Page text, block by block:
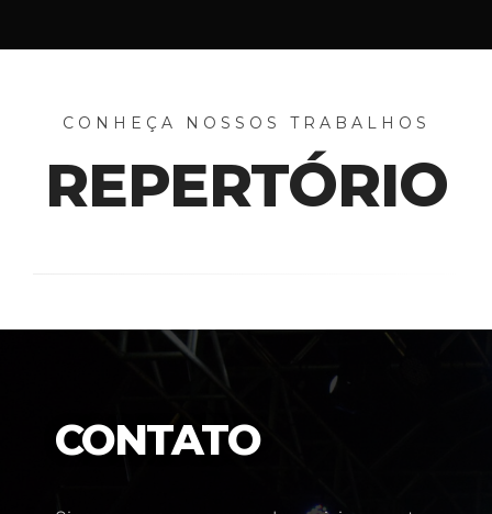
CONHEÇA NOSSOS TRABALHOS
REPERTÓRIO
CONTATO